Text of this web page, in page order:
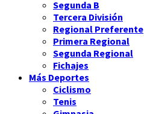
Segunda B
Tercera División
Regional Preferente
Primera Regional
Segunda Regional
Fichajes
Más Deportes
Ciclismo
Tenis